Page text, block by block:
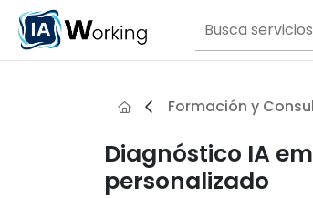
Formación y
Diagnóstico IA
personalizado